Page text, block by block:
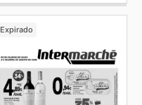
Expirado